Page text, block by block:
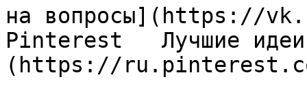
на вопросы](https://
Pinterest   Лучшие
(https://